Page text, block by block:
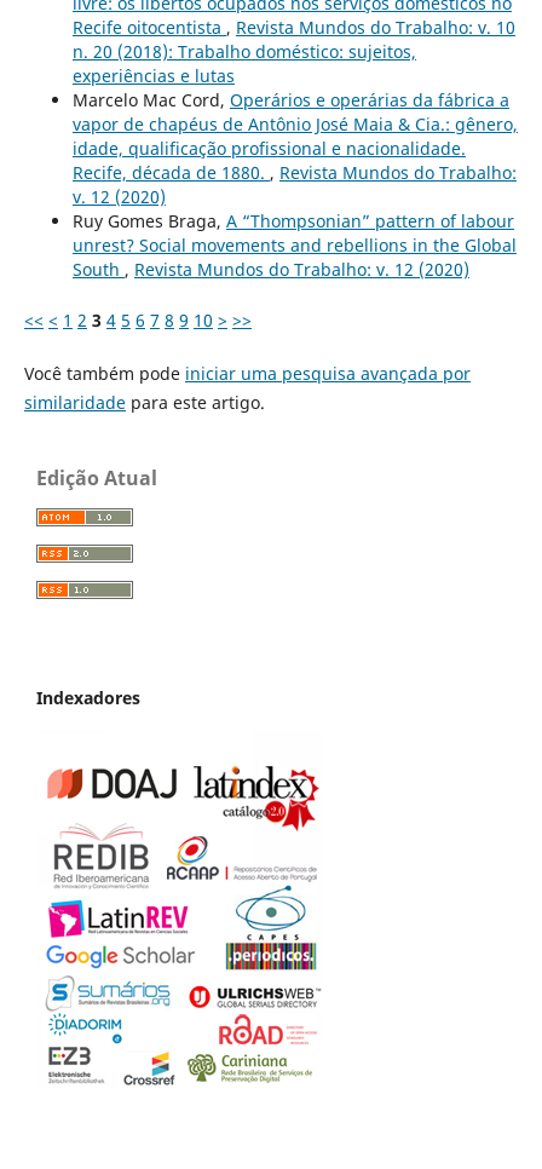
Recife oitocentista , Revista Mundos do Trabalho: v. 10
n. 20 (2018): Trabalho doméstico: sujeitos,
experiências e lutas
Marcelo Mac Cord, Operários e operárias da fábrica a
vapor de chapéus de Antônio José Maia & Cia.: gênero,
idade, qualificação profissional e nacionalidade.
Recife, década de 1880. , Revista Mundos do Trabalho:
v. 12 (2020)
Ruy Gomes Braga, A “Thompsonian” pattern of labour
unrest? Social movements and rebellions in the Global
South , Revista Mundos do Trabalho: v. 12 (2020)
<< < 1 2 3 4 5 6 7 8 9 10 > >>
Você também pode iniciar uma pesquisa avançada por
similaridadepara este artigo.
Edição Atual
Indexadores